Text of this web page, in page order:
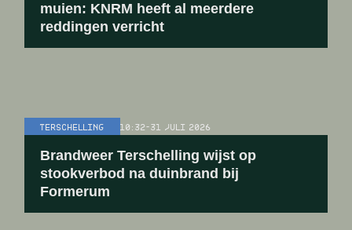
muien: KNRM heeft al meerdere
reddingen verricht
TERSCHELLING 10:32-31 JULI 2026
Brandweer Terschelling wijst op
stookverbod na duinbrand bij
Formerum